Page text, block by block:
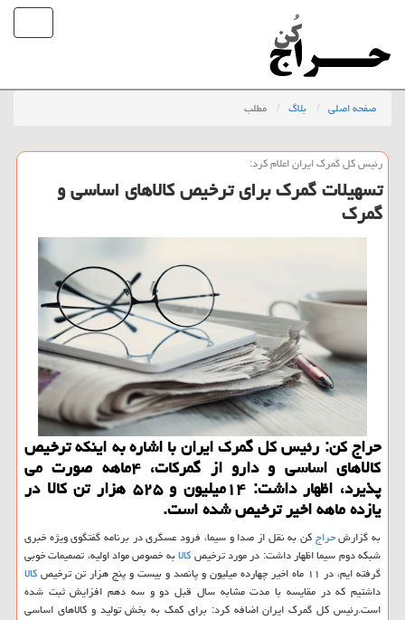
صفحه اصلی بلاگ مطلب
رئیس كل گمرك ایران اعلام كرد:
تسهیلات گمرك برای ترخیص كالاهای اساسی و
گمرك
حراج كن: رئیس كل گمرك ایران با اشاره به اینكه ترخیص
كالاهای اساسی و دارو از گمركات، ۴ماهه صورت می
پذیرد، اظهار داشت: ۱۴میلیون و ۵۲۵ هزار تن كالا در
یازده ماهه اخیر ترخیص شده است.
به گزارشحراجكن به نقل از صدا و سیما، فرود عسگری در برنامه گفتگوی ویژه خبری
شبكه دوم سیما اظهار داشت: در مورد ترخیصكالابه خصوص مواد اولیه، تصمیمات خوبی
گرفته ایم، در ۱۱ ماه اخیر چهارده میلیون و پانصد و بیست و پنج هزار تن ترخیص
كالا
داشتیم كه در مقایسه با مدت مشابه سال قبل دو و سه دهم افزایش ثبت شده
است.رئیس كل گمرك ایران اضافه كرد: برای كمك به بخش تولید و كالاهای اساسی